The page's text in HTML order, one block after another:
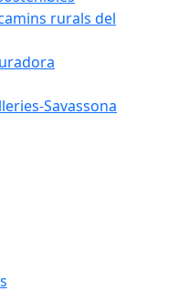
rurals del
Savassona